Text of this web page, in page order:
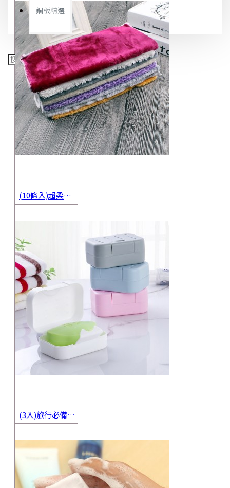
銅板精選
(10條入)超柔軟抹布 不沾油洗碗巾 多用途擦拭布
(3入)旅行必備密封香皂收納盒 方便攜帶防水海綿肥皂盒 香皂盒